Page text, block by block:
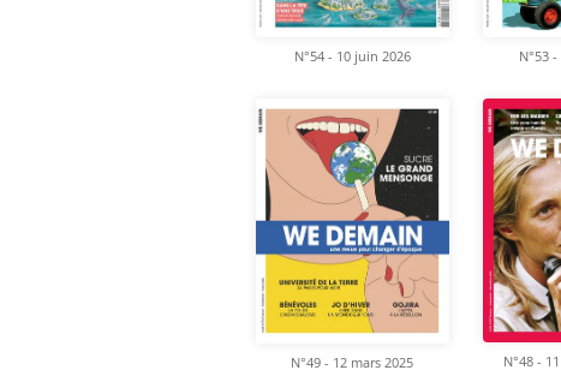
N°54 - 10 juin 2026 N°53
N°49 - 12 mars 2025 N°48 -